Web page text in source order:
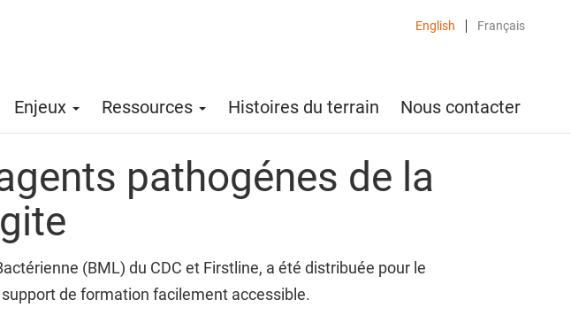
English Français
Enjeux Ressources Histoires du terrain Nous contacter
pathogénes de la
(BML) du CDC et Firstline, a été distribuée pour le
de formation facilement accessible.